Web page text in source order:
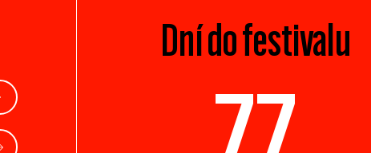
Dní do festivalu
77